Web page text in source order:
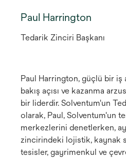
Paul Harrington
Tedarik Zinciri Başkanı
Paul Harrington, güçlü bir iş
bakış açısı ve kazanma
bir liderdir. Solventum'un
olarak, Paul, Solventum'un
merkezlerini denetlerken,
zincirindeki lojistik, kaynak
tesisler, gayrimenkul ve